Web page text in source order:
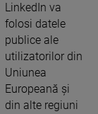
LinkedIn va
folosi datele
publice ale
utilizatorilor din
Uniunea
Europeană şi
din alte regiuni